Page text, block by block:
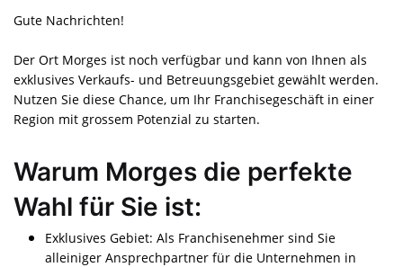
Gute Nachrichten!
Der Ort Morges ist noch verfügbar und kann von Ihnen als
exklusives Verkaufs- und Betreuungsgebiet gewählt werden.
Nutzen Sie diese Chance, um Ihr Franchisegeschäft in einer
Region mit grossem Potenzial zu starten.
Warum Morges die perfekte
Wahl für Sie ist:
Exklusives Gebiet: Als Franchisenehmer sind Sie
alleiniger Ansprechpartner für die Unternehmen in